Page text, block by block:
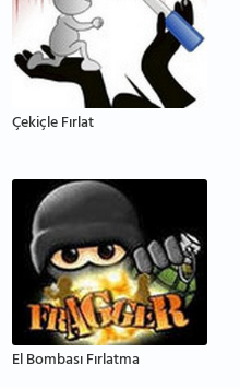
Çekiçle Fırlat
El Bombası Fırlatma